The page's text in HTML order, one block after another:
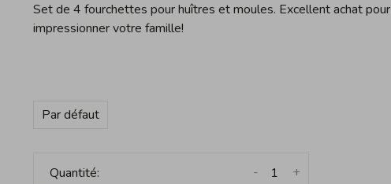
Set de 4 fourchettes pour huîtres et moules. Excellent achat pour
impressionner votre famille!
Par défaut
Quantité: +
-